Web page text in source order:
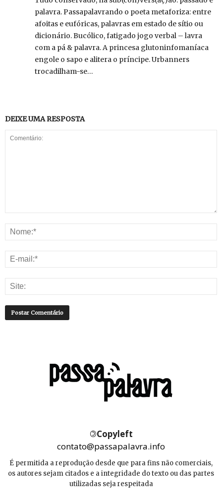
palavra. Passapalavrando o poeta metaforiza: entre
afoitas e eufóricas, palavras em estado de sítio ou
dicionário. Bucólico, fatigado jogo verbal – lavra
com a pá & palavra. A princesa glutoninfomaníaca
engole o sapo e alitera o príncipe. Urbanners
trocadilham-se…
DEIXE UMA RESPOSTA
©Copyleft
contato@passapalavra.info
É permitida a reprodução desde que para fins não comerciais,
os autores sejam citados e a integridade do texto ou das partes
utilizadas seja respeitada